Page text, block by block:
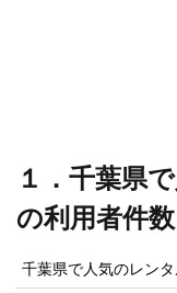
１．千葉県
の利用者件数
千葉県で人気のレン